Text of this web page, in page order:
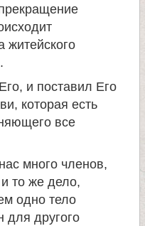
житейского
и поставил Его
которая есть
все
много членов,
то же дело,
одно тело
для другого